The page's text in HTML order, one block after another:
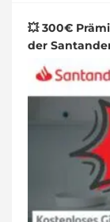
💥 300€
der